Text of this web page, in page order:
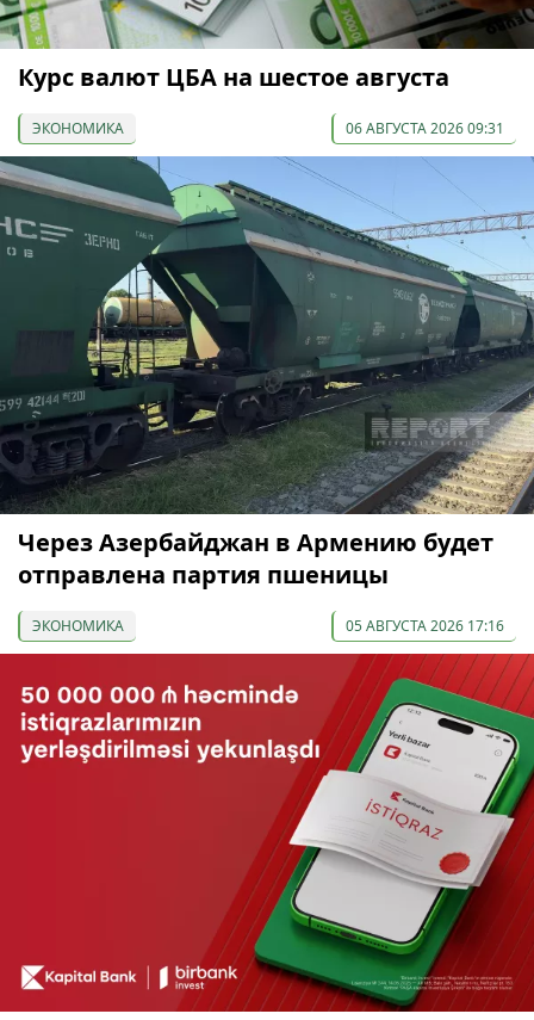
Курс валют ЦБА на шестое августа
ЭКОНОМИКА 06 АВГУСТА 2026 09:31
Через Азербайджан в Армению будет
отправлена партия пшеницы
ЭКОНОМИКА 05 АВГУСТА 2026 17:16